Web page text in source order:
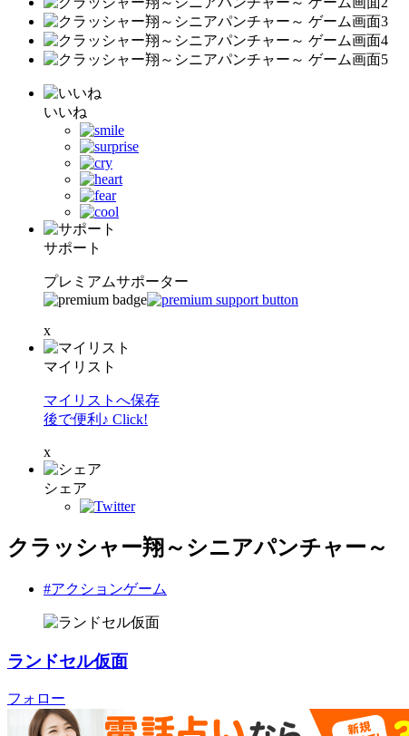
いいね
サポート
プレミアムサポーター
x
マイリスト
マイリストへ保存
後で便利♪ Click!
x
シェア
クラッシャー翔～シニアパンチャー～
#アクションゲーム
ランドセル仮面
フォロー